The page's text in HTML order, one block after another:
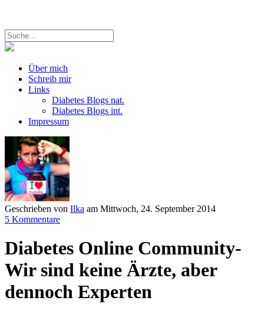
Über mich
Schreib mir
Links
Diabetes Blogs nat.
Diabetes Blogs int.
Impressum
Geschrieben von Ilka am Mittwoch, 24. September 2014
5 Kommentare
Diabetes Online Community-
Wir sind keine Ärzte, aber
dennoch Experten